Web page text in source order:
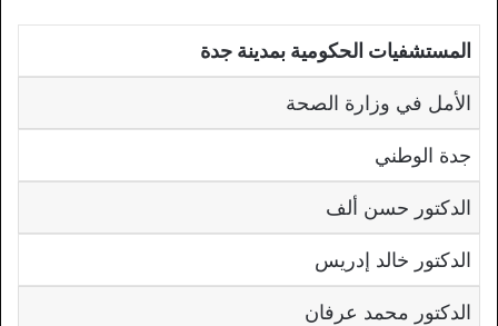
المستشفيات الحكومية بمدينة جدة
الأمل في وزارة الصحة
جدة الوطني
الدكتور حسن ألف
الدكتور خالد إدريس
الدكتور محمد عرفان